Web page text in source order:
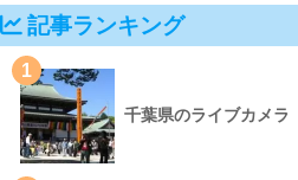
記事ランキング
1
千葉県のライブカメラ